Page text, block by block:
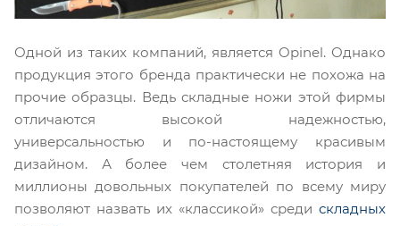
Одной из таких компаний, является Opinel. Однако
продукция этого бренда практически не похожа на
прочие образцы. Ведь складные ножи этой фирмы
отличаются высокой надежностью,
универсальностью и по-настоящему красивым
дизайном. А более чем столетняя история и
миллионы довольных покупателей по всему миру
позволяют назвать их «классикой» среди складных